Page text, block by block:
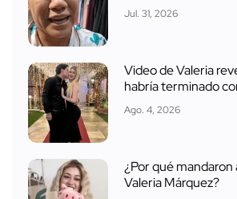
Jul. 31, 2026
Video de Valeria
habría terminado
Ago. 4, 2026
¿Por qué mandaron
Valeria Márquez?